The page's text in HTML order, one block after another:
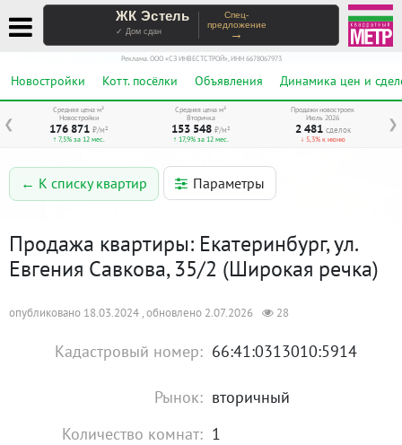
ЖК Эстель
✓ Дом сдан
Спец-
предложение
→
Реклама. ООО «СЗ ИНВЕСТСТРОЙ», ИНН 6678067973
Новостройки Котт. посёлки Объявления Динамика цен и
❮ ❯
Средняя цена м²
Новостройки
176 871 ₽/м²
↑ 7,5% за 12 мес.
Средняя цена м²
Вторичка
153 548 ₽/м²
↑ 17,9% за 12 мес.
Продажи новостроек
Июль 2026
2 481 сделок
↓ 5,3% к июню
← К списку квартир Параметры
Продажа квартиры: Екатеринбург, ул.
Евгения Савкова, 35/2 (Широкая речка)
опубликовано 18.03.2024 , обновлено 2.07.2026 28
Кадастровый номер: 66:41:0313010:5914
Рынок: вторичный
Количество комнат: 1